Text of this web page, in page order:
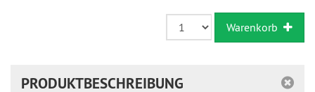
Warenkorb
PRODUKTBESCHREIBUNG